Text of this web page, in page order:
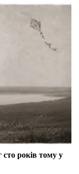
років тому у